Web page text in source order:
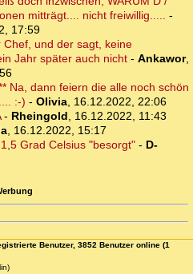
mitträgt.... nicht freiwillig..... -
17:59
Chef, und der sagt, keine
Jahr später auch nicht - Ankawor,
Na, dann feiern die alle noch schön
:-) - Olivia, 16.12.2022, 22:06
- Rheingold, 16.12.2022, 11:43
, 16.12.2022, 15:17
Grad Celsius "besorgt"- D-
Benutzer, 3852 Benutzer online (1